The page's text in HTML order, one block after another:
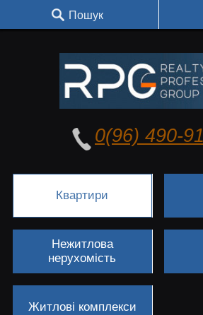
Пошук
0(96) 490-
Квартири
Нежитлова
нерухомість
Житлові комплекси